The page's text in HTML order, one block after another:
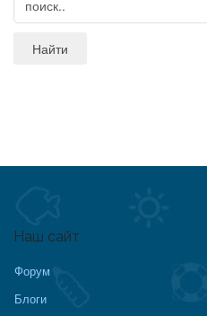
Наш сайт
Форум
Блоги